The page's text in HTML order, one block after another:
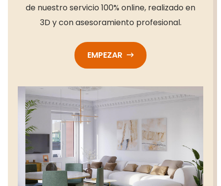
de nuestro servicio 100% online, realizado en
3D y con asesoramiento profesional.
EMPEZAR